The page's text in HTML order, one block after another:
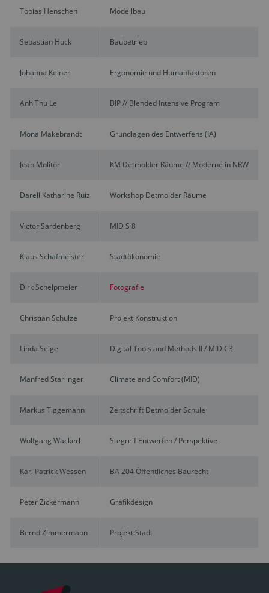
Tobias Henschen Modellbau
Sebastian Huck Baubetrieb
Johanna Keiner Ergonomie und Humanfaktoren
Anh Thu Le BIP // Blended Intensive Program
Mona Makebrandt Grundlagen des Entwerfens (IA)
Jean Molitor KM Detmolder Räume // Moderne in NRW
Darell Katharine Ruiz Workshop Detmolder Räume
Victor Sardenberg MID S 8
Klaus Schafmeister Stadtökonomie
Dirk Schelpmeier Fotografie
Christian Schulze Projekt Konstruktion
Linda Selge Digital Tools and Methods II / MID C3
Manfred Starlinger Climate and Comfort (MID)
Markus Tiggemann Zeitschrift Detmolder Schule
Wolfgang Wackerl Stegreif Entwerfen / Perspektive
Karl Patrick Wessen BA 204 Öffentliches Baurecht
Peter Zickermann Grafikdesign
Bernd Zimmermann Projekt Stadt